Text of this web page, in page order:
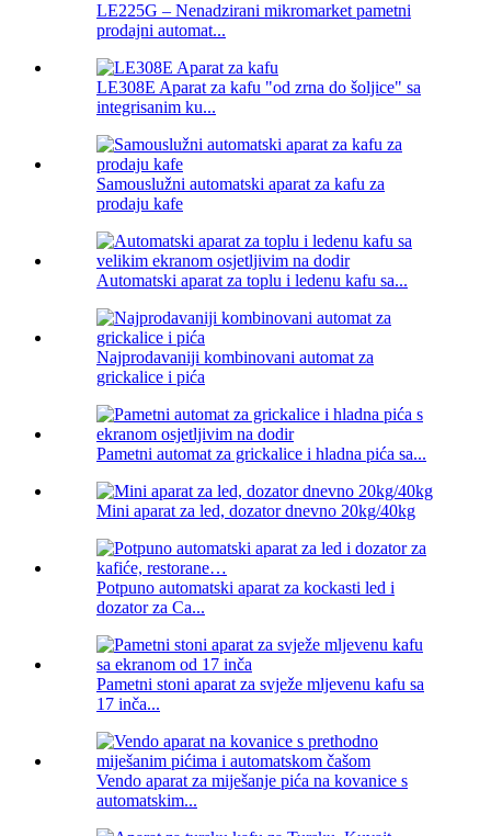
LE225G – Nenadzirani mikromarket pametni
prodajni automat...
LE308E Aparat za kafu "od zrna do šoljice" sa
integrisanim ku...
Samouslužni automatski aparat za kafu za
prodaju kafe
Automatski aparat za toplu i ledenu kafu sa...
Najprodavaniji kombinovani automat za
grickalice i pića
Pametni automat za grickalice i hladna pića sa...
Mini aparat za led, dozator dnevno 20kg/40kg
Potpuno automatski aparat za kockasti led i
dozator za Ca...
Pametni stoni aparat za svježe mljevenu kafu sa
17 inča...
Vendo aparat za miješanje pića na kovanice s
automatskim...